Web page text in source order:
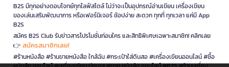
B2S มีทุกอย่างตอบโจทย์ทุกไลฟ์สไตล์ ไม่ว่าจะเป็นอุปกรณ์อ่านเขียน เครื่องเขียน
ของเล่นเสริมพัฒนาการ หรือเฟอร์นิเจอร์ ช้อปง่าย สะดวก ทุกที่ ทุกเวลา แค่มี App
B2S
สมัคร B2S Club รับข่าวสารโปรโมชั่นก่อนใคร และสิทธิพิเศษเฉพาะสมาชิก! คลิกเลย
👉 สมัครสมาชิกเลย!
#ร้านหนังสือ #ร้านขายหนังสือ ใกล้ฉัน #กระเป๋าใส่ดินสอ #เครื่องเขียนออนไลน์ #ซื้อ